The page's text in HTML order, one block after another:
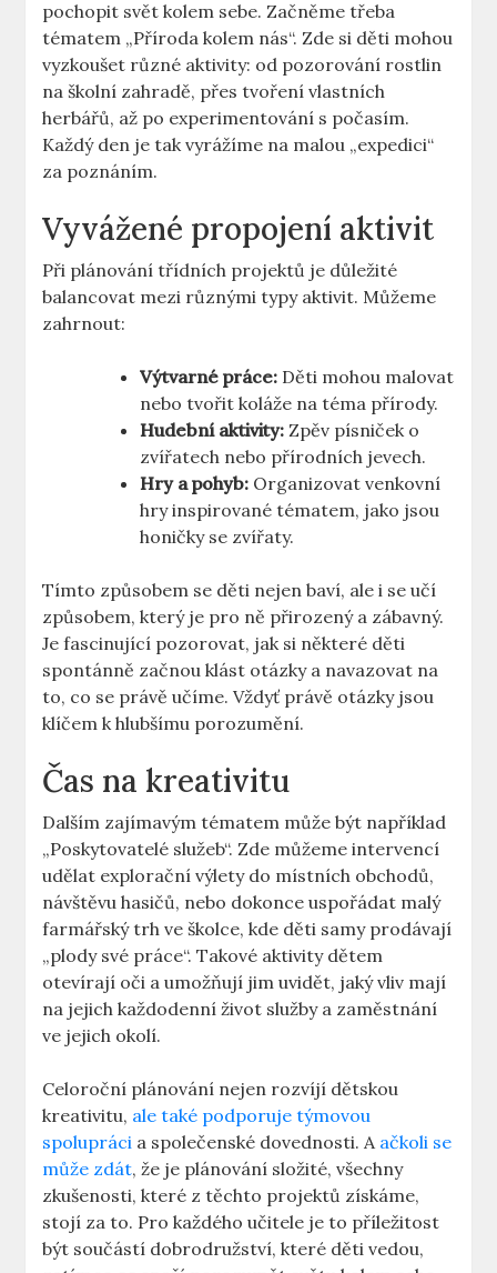
pochopit svět kolem sebe. Začněme třeba
tématem „Příroda kolem nás“. Zde si děti mohou
vyzkoušet různé aktivity: od pozorování rostlin
na školní zahradě, přes tvoření vlastních
herbářů, až po experimentování s počasím.
Každý den je tak vyrážíme na malou „expedici“
za poznáním.
Vyvážené propojení aktivit
Při plánování třídních projektů je důležité
balancovat mezi různými typy aktivit. Můžeme
zahrnout:
Výtvarné práce: Děti mohou malovat
nebo tvořit koláže na téma přírody.
Hudební aktivity: Zpěv písniček o
zvířatech nebo přírodních jevech.
Hry a pohyb: Organizovat venkovní
hry inspirované tématem, jako jsou
honičky se zvířaty.
Tímto způsobem se děti nejen baví, ale i se učí
způsobem, který je pro ně přirozený a zábavný.
Je fascinující pozorovat, jak si některé děti
spontánně začnou klást otázky a navazovat na
to, co se právě učíme. Vždyť právě otázky jsou
klíčem k hlubšímu porozumění.
Čas na kreativitu
Dalším zajímavým tématem může být například
„Poskytovatelé služeb“. Zde můžeme intervencí
udělat explorační výlety do místních obchodů,
návštěvu hasičů, nebo dokonce uspořádat malý
farmářský trh ve školce, kde děti samy prodávají
„plody své práce“. Takové aktivity dětem
otevírají oči a umožňují jim uvidět, jaký vliv mají
na jejich každodenní život služby a zaměstnání
ve jejich okolí.
Celoroční plánování nejen rozvíjí dětskou
kreativitu, ale také podporuje týmovou
spolupráci a společenské dovednosti. A ačkoli se
může zdát, že je plánování složité, všechny
zkušenosti, které z těchto projektů získáme,
stojí za to. Pro každého učitele je to příležitost
být součástí dobrodružství, které děti vedou,